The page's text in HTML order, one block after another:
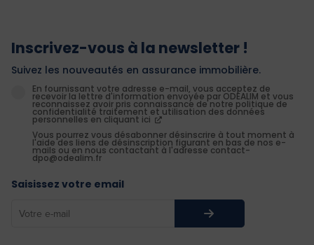
Inscrivez-vous à la newsletter !
Suivez les nouveautés en assurance immobilière.
En fournissant votre adresse e-mail, vous acceptez de
recevoir la lettre d'information envoyée par ODEALIM et vous
reconnaissez avoir pris connaissance de notre politique de
confidentialité traitement et utilisation des données
personnelles en cliquant ici
Vous pourrez vous désabonner désinscrire à tout moment à
l'aide des liens de désinscription figurant en bas de nos e-
mails ou en nous contactant à l'adresse contact-
dpo@odealim.fr
Saisissez votre email